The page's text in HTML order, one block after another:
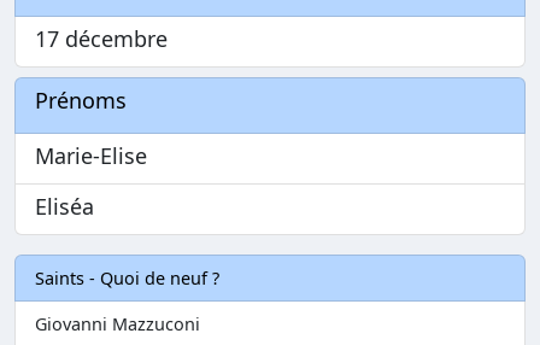
17 décembre
Prénoms
Marie-Elise
Eliséa
Saints - Quoi de neuf ?
Giovanni Mazzuconi